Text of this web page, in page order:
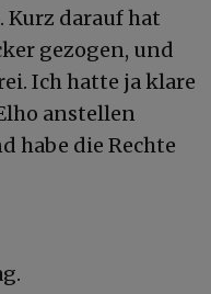
darauf hat
gezogen, und
Ich hatte ja klare
anstellen
habe die Rechte